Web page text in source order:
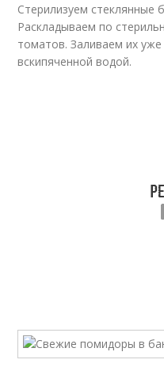
Стерилизуем стеклянные
Раскладываем по
томатов. Заливаем их
вскипяченной водой.